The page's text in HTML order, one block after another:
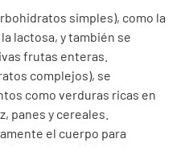
simples), como la
lactosa, y también se
frutas enteras.
complejos), se
como verduras ricas en
panes y cereales.
el cuerpo para